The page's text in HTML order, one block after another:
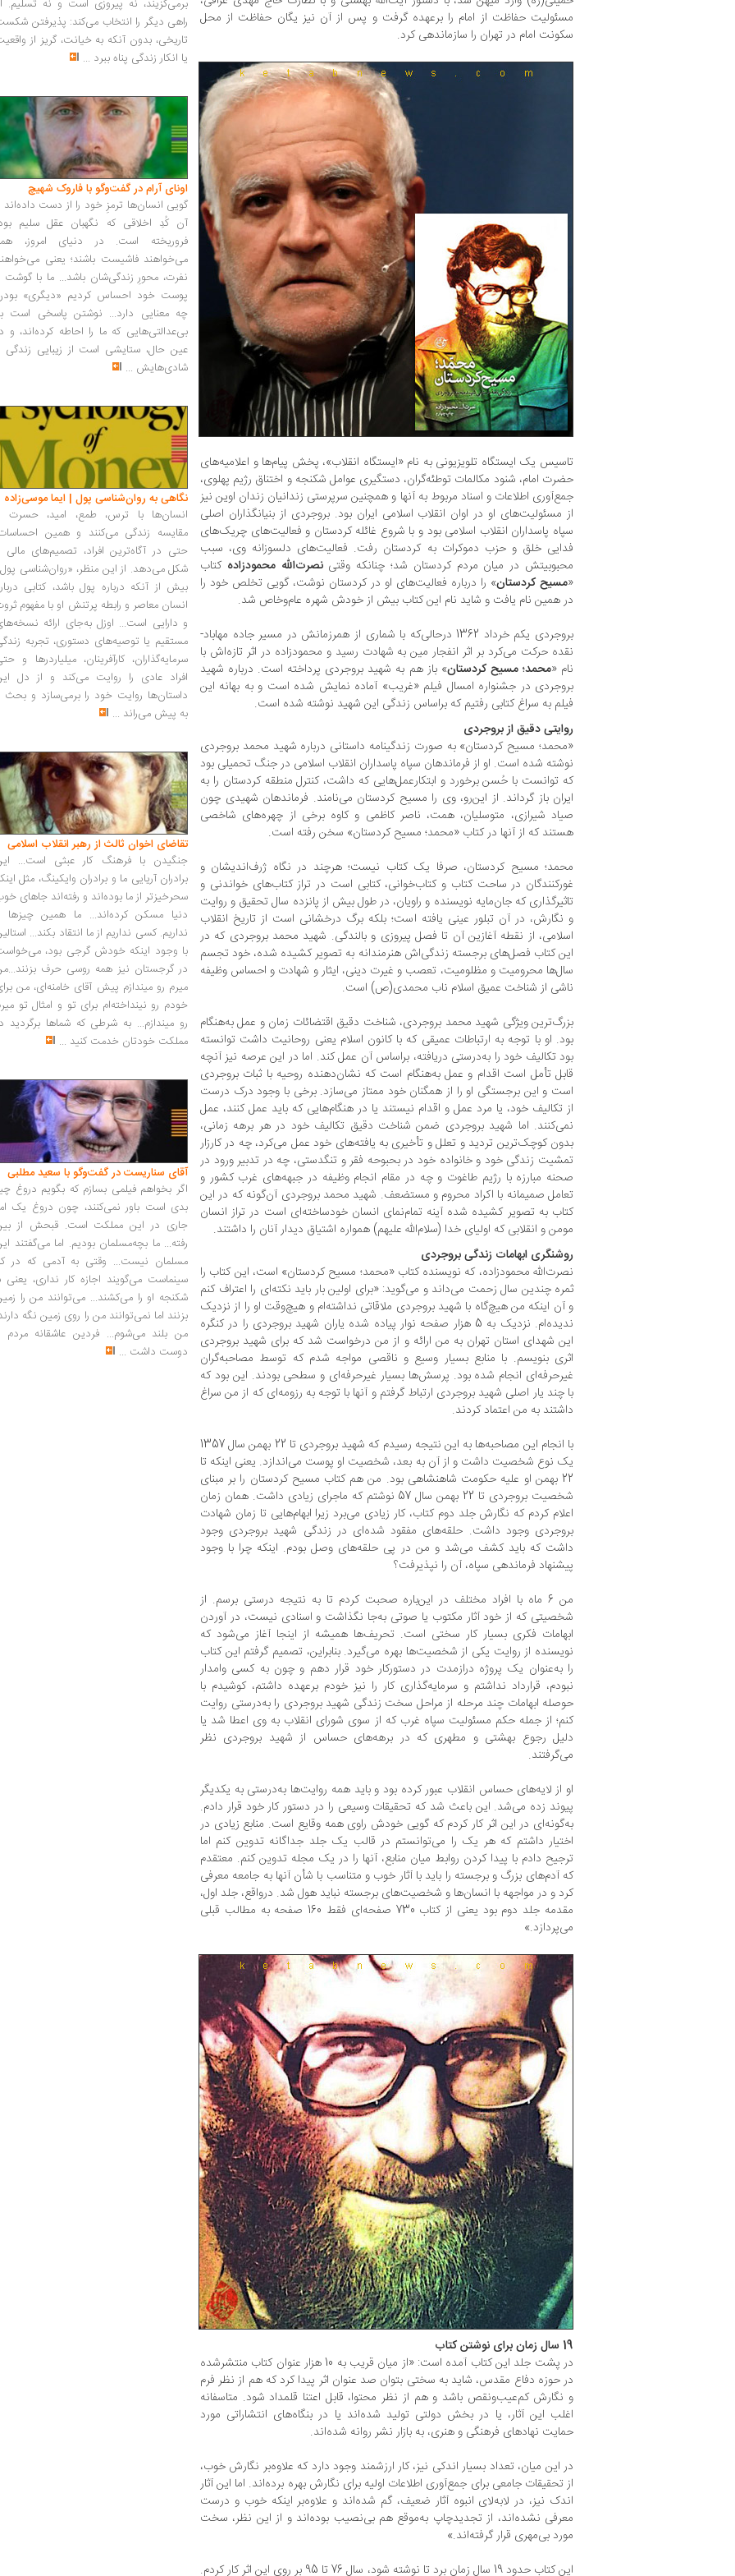
مسئولیت حفاظت از امام را برعهده گرفت و پس‌ از آن نیز یگان حفاظت از محل
سکونت امام در تهران را سازماندهی کرد.
تاسیس یک ایستگاه تلویزیونی به نام «ایستگاه انقلاب»، پخش پیام‌ها و اعلامیه‌های
حضرت امام، شنود مکالمات توطئه‌گران، دستگیری عوامل شکنجه و اختناق رژیم پهلوی،
جمع‌آوری اطلاعات و اسناد مربوط به آنها و همچنین سرپرستی زندانیان زندان اوین نیز
از مسئولیت‌های او در اوان انقلاب اسلامی ایران بود. بروجردی از بنیانگذاران اصلی
سپاه پاسداران انقلاب اسلامی بود و با شروع غائله کردستان و فعالیت‌های چریک‌های
فدایی خلق و حزب دموکرات به کردستان رفت. فعالیت‌های دلسوزانه وی، سبب
محبوبیتش در میان مردم کردستان شد؛ چنانکه وقتینصرت‌الله محمود‌زاده کتاب
«مسیح کردستان» را درباره فعالیت‌های او در کردستان نوشت، گویی تخلص خود را
در همین نام یافت و شاید نام این کتاب بیش از خودش شهره عام‌و‌خاص شد.
بروجردی یکم خرداد 1362 در‌حالی‌که با شماری از همرزمانش در مسیر جاده مهاباد-
نقده حرکت می‌کرد بر اثر انفجار مین به شهادت رسید و محمود‌زاده در اثر تازه‌اش با
نام «محمد؛ مسیح کردستان» باز هم به شهید بروجردی پرداخته است. درباره شهید
بروجردی در جشنواره امسال فیلم «غریب» آماده نمایش شده است و به بهانه این
فیلم به سراغ کتابی رفتیم که براساس زندگی این شهید نوشته شده است.
روایتی دقیق از بروجردی
«محمد؛ مسیح کردستان» به صورت زندگینامه داستانی درباره شهید محمد بروجردی
نوشته شده است. او از فرماندهان سپاه پاسداران انقلاب اسلامی در جنگ تحمیلی بود
که توانست با حُسن برخورد و ابتکار‌عمل‌هایی که داشت، کنترل منطقه کردستان را به
ایران باز گرداند. از این‌رو، وی را مسیح کردستان می‌نامند. فرماندهان شهیدی چون
صیاد شیرازی، متوسلیان، همت، ناصر کاظمی و کاوه برخی از چهره‌های شاخصی
هستند که از آنها در کتاب «محمد؛ مسیح کردستان» سخن رفته است.
محمد؛ مسیح کردستان، صرفا یک کتاب نیست؛ هرچند در نگاه ژرف‌اندیشان و
غورکنندگان در ساحت کتاب و کتاب‌خوانی، کتابی است در تراز کتاب‌های خواندنی و
تاثیرگذاری که جان‌مایه‌ نویسنده و راویان، در طول بیش از پانزده سال تحقیق و روایت
و نگارش، در آن تبلور عینی یافته است؛ بلکه برگ درخشانی است از تاریخ انقلاب
اسلامی، از نقطه آغازین آن تا فصل پیروزی و بالندگی. شهید محمد بروجردی که در
این کتاب فصل‌های برجسته زندگی‌اش هنرمندانه به تصویر کشیده شده، خود تجسم
سال‌ها محرومیت و مظلومیت، تعصب و غیرت دینی، ایثار و شهادت و احساس وظیفه
ناشی از شناخت عمیق اسلام ناب محمدی(ص) است.
بزرگ‌ترین ویژگی شهید محمد بروجردی، شناخت دقیق اقتضائات زمان و عمل به‌هنگام
بود. او با توجه به ارتباطات عمیقی که با کانون اسلام یعنی روحانیت داشت توانسته
بود تکالیف خود را به‌درستی دریافته، براساس آن عمل کند. اما در این عرصه نیز آنچه
قابل تأمل است اقدام و عمل به‌هنگام است که نشان‌دهنده‌ روحیه‌ با ثبات بروجردی
است و این برجستگی او را از همگنان خود ممتاز می‌سازد. برخی با وجود درک درست
از تکالیف خود، یا مرد عمل و اقدام نیستند یا در هنگام‌هایی که باید عمل کنند، عمل
نمی‌کنند. اما شهید بروجردی ضمن شناخت دقیق تکالیف خود در هر برهه‌ زمانی،
بدون کوچک‌ترین تردید و تعلل و تأخیری به یافته‌های خود عمل می‌کرد، چه در کارزار
تمشیت زندگی خود و خانواده‌ خود در بحبوحه‌ فقر و تنگدستی، چه در تدبیر ورود در
صحنه‌ مبارزه با رژیم طاغوت و چه در مقام انجام وظیفه در جبهه‌های غرب کشور و
تعامل صمیمانه با اکراد محروم و مستضعف. شهید محمد بروجردی آن‌گونه که در این
کتاب به تصویر کشیده شده آینه‌ تمام‌نمای انسان خودساخته‌ای است در تراز انسان
مومن و انقلابی که اولیای خدا (سلام‌الله علیهم) همواره اشتیاق دیدار آنان را داشتند.
روشنگری ابهامات زندگی بروجردی
نصرت‌الله محمودزاده، که نویسنده کتاب «محمد؛ مسیح کردستان» است، این کتاب را
ثمره چندین سال زحمت می‌داند و می‌گوید: «برای اولین بار باید نکته‌ای را اعتراف کنم
و آن اینکه من هیچ‌گاه با شهید بروجردی ملاقاتی نداشته‌ام و هیچ‌وقت او را از نزدیک
ندیده‌ام. نزدیک به 5 هزار صفحه نوار پیاده شده یاران شهید بروجردی را در کنگره
این شهدای استان تهران به من ارائه و از من درخواست شد که برای شهید بروجردی
اثری بنویسم. با منابع بسیار وسیع و ناقصی مواجه شدم که توسط مصاحبه‌گران
غیرحرفه‌ای انجام شده بود. پرسش‌ها بسیار غیرحرفه‌ای و سطحی بودند. این بود که
با چند یار اصلی شهید بروجردی ارتباط گرفتم و آنها با توجه به رزومه‌ای که از من سراغ
داشتند به من اعتماد کردند.
با انجام این مصاحبه‌ها به این نتیجه رسیدم که شهید بروجردی تا 22 بهمن سال 1357
یک نوع شخصیت داشت و از آن به بعد، شخصیت او پوست می‌اندازد. یعنی اینکه تا
22 بهمن او علیه حکومت شاهنشاهی بود. من هم کتاب مسیح کردستان را بر مبنای
شخصیت بروجردی تا 22 بهمن سال 57 نوشتم که ماجرای زیادی داشت. همان زمان
اعلام کردم که نگارش جلد دوم کتاب، کار زیادی می‌برد زیرا ابهام‌هایی تا زمان شهادت
بروجردی وجود داشت. حلقه‌های مفقود شده‌ای در زندگی شهید بروجردی وجود
داشت که باید کشف می‌شد و من در پی حلقه‌های وصل بودم. اینکه چرا با وجود
پیشنهاد فرماندهی سپاه، آن را نپذیرفت؟
من 6 ماه با افراد مختلف در این‌باره صحبت کردم تا به نتیجه‌ درستی برسم. از
شخصیتی که از خود آثار مکتوب یا صوتی به‌جا نگذاشت و اسنادی نیست، در آوردن
ابهامات فکری بسیار کار سختی است. تحریف‌ها همیشه از اینجا‌ آغاز می‌شود که
نویسنده از روایت یکی از شخصیت‌ها بهره می‌گیرد. بنابراین، تصمیم گرفتم این کتاب
را به‌عنوان یک پروژه‌ درازمدت در دستورکار خود قرار دهم و چون به کسی وامدار
نبودم، قرارداد نداشتم و سرمایه‌گذاری کار را نیز خودم برعهده داشتم، کوشیدم با
حوصله ابهامات چند مرحله از مراحل سخت زندگی شهید بروجردی را به‌درستی روایت
کنم؛ از جمله حکم مسئولیت سپاه غرب که از سوی شورای انقلاب به وی اعطا شد یا
دلیل رجوع بهشتی و مطهری که در برهه‌های حساس از شهید بروجردی نظر
می‌گرفتند.
او از لایه‌های حساس انقلاب عبور کرده بود و باید همه روایت‌ها به‌درستی به یکدیگر
پیوند زده می‌شد. این باعث شد که تحقیقات وسیعی را در دستور کار خود قرار دادم.
به‌گونه‌ای در این اثر کار کردم که گویی خودش راوی همه‌ وقایع است. منابع زیادی در
اختیار داشتم که هر یک را می‌توانستم در قالب یک جلد جداگانه تدوین کنم اما
ترجیح دادم با پیدا کردن روابط میان منابع، آنها را در یک مجله تدوین کنم. معتقدم
که آدم‌های بزرگ و برجسته را باید با آثار خوب و متناسب با شأن آنها به جامعه معرفی
کرد و در مواجهه با انسان‌ها و شخصیت‌های برجسته نباید هول شد. درواقع، جلد اول،
مقدمه‌ جلد دوم بود یعنی از کتاب 730 صفحه‌ای فقط 160 صفحه به مطالب قبلی
می‌پردازد.»
19 سال زمان برای نوشتن کتاب
در پشت جلد این کتاب آمده است: «از میان قریب به 10 هزار عنوان کتاب منتشرشده
در حوزه دفاع مقدس، شاید به سختی بتوان صد عنوان اثر پیدا کرد که هم از نظر فرم
و نگارش کم‌عیب‌ونقص باشد و هم از نظر محتوا، قابل اعتنا قلمداد شود. متاسفانه
اغلب این آثار، یا در بخش دولتی تولید شده‌اند یا در بنگاه‌های انتشاراتی مورد
حمایت نهادهای فرهنگی و هنری، به بازار نشر روانه شده‌اند.
در این میان، تعداد بسیار اندکی نیز، کار ارزشمند وجود دارد که علاوه‌بر نگارش خوب،
از تحقیقات جامعی برای جمع‌آوری اطلاعات اولیه برای نگارش بهره برده‌اند. اما این آثار
اندک نیز، در لابه‌لای انبوه آثار ضعیف، گم شده‌اند و علاوه‌بر اینکه خوب و درست
معرفی نشده‌اند، از تجدیدچاپ به‌موقع هم بی‌نصیب بوده‌اند و از این نظر، سخت
مورد بی‌مهری قرار گرفته‌اند.»
این کتاب حدود 19 سال زمان برد تا نوشته شود، سال 76 تا 95 بر روی این اثر کار کردم.
برمی‌گزیند، نه پیروزی است و نه تسلیم.
راهی دیگر را انتخاب می‌کند: پذیرفتن
تاریخی، بدون آنکه به خیانت، گریز از
یا انکار زندگی پناه ببرد ...
اونای آرام در گفت‌وگو با فاروک شهیچ‭
گویی انسان‌ها ترمزِ خود را از دست داده‌اند
آن کُدِ اخلاقی که نگهبان عقل سلیم
فروریخته است. در دنیای امروز،
می‌خواهند فاشیست باشند؛ یعنی
نفرت، محورِ زندگی‌شان باشد... ما با گوشت
پوست خود احساس کردیم «دیگری»
چه معنایی دارد... نوشتن پاسخی است
بی‌عدالتی‌هایی که ما را احاطه کرده‌اند، و
عین حال، ستایشی است از زیبایی زندگی
شادی‌هایش ...
نگاهی به روان‌شناسی پول | ایما موسی‌زاده
انسان‌ها با ترس، طمع، امید، حسرت
مقایسه زندگی می‌کنند و همین
حتی در آگاه‌ترین افراد، تصمیم‌های مالی
شکل می‌دهد. از این منظر، «روان‌شناسی
بیش از آنکه درباره پول باشد، کتابی
انسان معاصر و رابطه پرتنش او با مفهوم
و دارایی است... اوزل به‌جای ارائه
مستقیم یا توصیه‌های دستوری، تجربه
سرمایه‌گذاران، کارآفرینان، میلیاردرها و
افراد عادی را روایت می‌کند و از دل
داستان‌ها روایت خود را برمی‌سازد و بحث
به پیش می‌راند ...
تقاضای اخوان ثالث از رهبر انقلاب اسلامی
جنگیدن با فرهنگ کار عبثی است...
برادران آریایی ما و برادران وایکینگ، مثل
سحرخیزتر از ما بوده‌اند و رفته‌اند جاهای
دنیا مسکن کرده‌اند... ما همین چیزها
نداریم. کسی نداریم از ما انتقاد بکند...
با وجود اینکه خودش گرجی بود،
در گرجستان نیز همه روسی حرف
میرم رو میندازم پیش آقای خامنه‌ای، من
خودم رو نینداخته‌ام برای تو و امثال تو
رو میندازم... به شرطی که شماها برگردید
مملکت خودتان خدمت کنید ...
آقای سناریست در گفت‌وگو با سعید مطلبی
اگر بخواهم فیلمی بسازم که بگویم دروغ
بدی است باور نمی‌کنند، چون دروغ یک
جاری در این مملکت است. قبحش از
رفته... ما بچه‌مسلمان بودیم. اما می‌گفتند
مسلمان نیست... وقتی به آدمی که در
سینماست می‌گویند اجازه کار نداری، یعنی
شکنجه او را می‌کشند... می‌توانند من را
بزنند اما نمی‌توانند من را روی زمین نگه
من بلند می‌شوم... فردین عاشقانه مردم
دوست داشت ...